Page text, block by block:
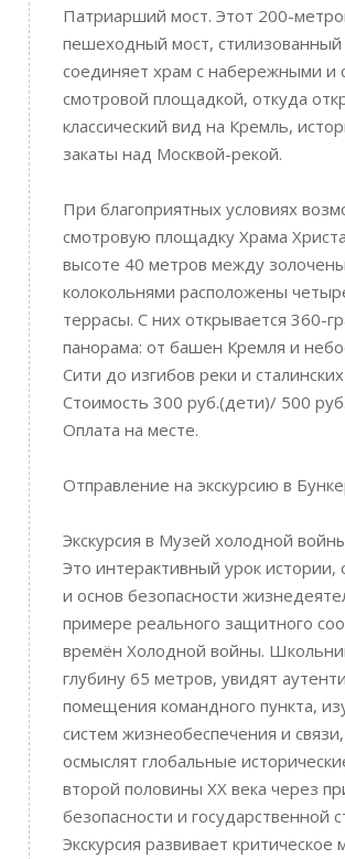
Патриарший мост. Этот 200-
пешеходный мост, стилизованный
соединяет храм с набережными и
смотровой площадкой, откуда
классический вид на Кремль,
закаты над Москвой-рекой.
При благоприятных условиях
смотровую площадку Храма
высоте 40 метров между
колокольнями расположены
террасы. С них открывается 360-
панорама: от башен Кремля и
Сити до изгибов реки и
Стоимость 300 руб.(дети)/ 500
Оплата на месте.
Отправление на экскурсию в
Экскурсия в Музей холодной
Это интерактивный урок
и основ безопасности
примере реального защитного
времён Холодной войны.
глубину 65 метров, увидят
помещения командного пункта,
систем жизнеобеспечения и
осмыслят глобальные
второй половины XX века через
безопасности и государственной
Экскурсия развивает